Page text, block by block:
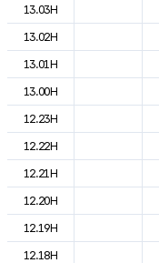
13.03H
13.02H
13.01H
13.00H
12.23H
12.22H
12.21H
12.20H
12.19H
12.18H